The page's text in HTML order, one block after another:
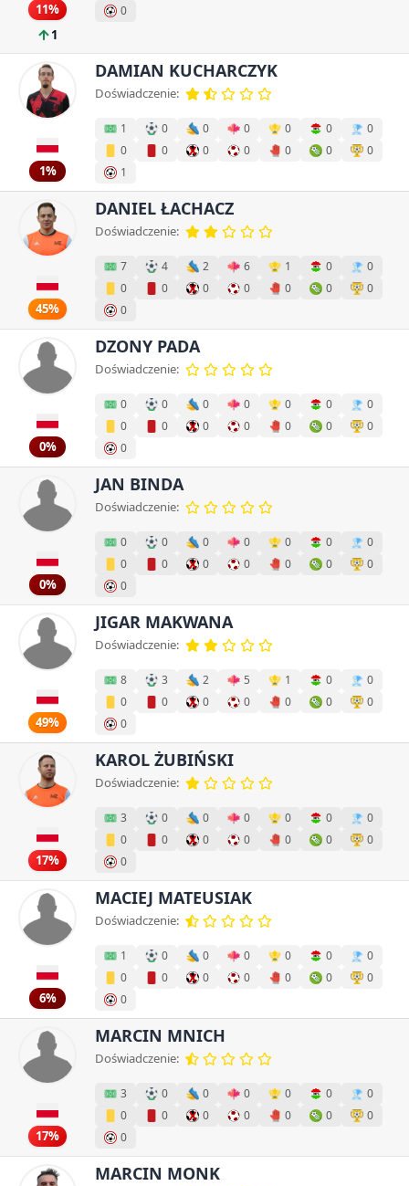
11%
1
0
1%
DAMIAN KUCHARCZYK
Doświadczenie:
1 0 0 0 0 0
0
0
0 0 0 0 0
0
1
45%
DANIEL ŁACHACZ
Doświadczenie:
7 4 2 6 1 0
0
0
0 0 0 0 0
0
0
0%
DZONY PADA
Doświadczenie:
0 0 0 0 0 0
0
0
0 0 0 0 0
0
0
0%
JAN BINDA
Doświadczenie:
0 0 0 0 0 0
0
0
0 0 0 0 0
0
0
49%
JIGAR MAKWANA
Doświadczenie:
8 3 2 5 1 0
0
0
0 0 0 0 0
0
0
17%
KAROL ŻUBIŃSKI
Doświadczenie:
3 0 0 0 0 0
0
0
0 0 0 0 0
0
0
6%
MACIEJ MATEUSIAK
Doświadczenie:
1 0 0 0 0 0
0
0
0 0 0 0 0
0
0
17%
MARCIN MNICH
Doświadczenie:
3 0 0 0 0 0
0
0
0 0 0 0 0
0
0
MARCIN MONK